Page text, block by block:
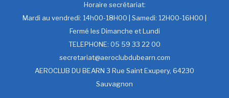
Horaire secrétariat:
Mardi au vendredi: 14h00-18H00 | Samedi: 12H00-16H00 |
Fermé les Dimanche et Lundi
TELEPHONE: 05 59 33 22 00
secretariat@aeroclubdubearn.com
AEROCLUB DU BEARN 3 Rue Saint Exupery, 64230
Sauvagnon